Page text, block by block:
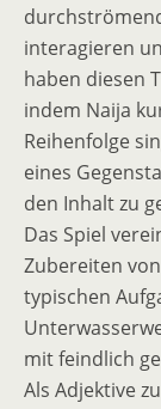
interagieren
haben diesen
indem Naija
Reihenfolge
eines
den Inhalt zu
Das Spiel
Zubereiten
typischen
mit feindlich
Als Adjektive